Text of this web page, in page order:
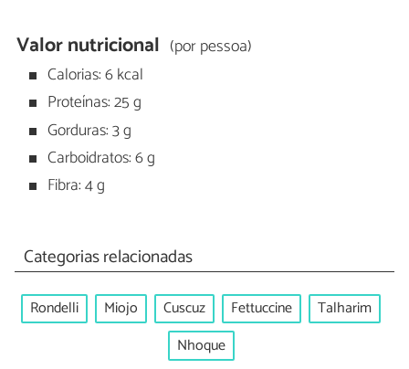
Valor nutricional (por pessoa)
Calorias: 6 kcal
Proteínas: 25 g
Gorduras: 3 g
Carboidratos: 6 g
Fibra: 4 g
Categorias relacionadas
Rondelli Miojo Cuscuz Fettuccine
Talharim
Nhoque